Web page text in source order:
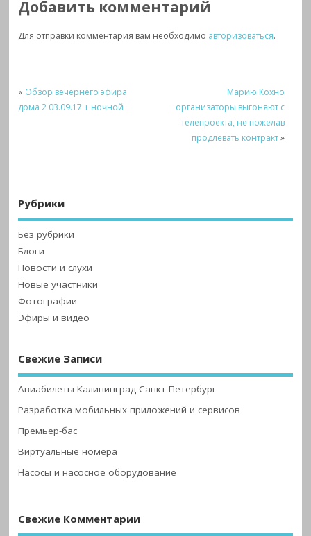
Добавить комментарий
Для отправки комментария вам необходимо авторизоваться.
« Обзор вечернего эфира
дома 2 03.09.17 + ночной
Марию Кохно
организаторы выгоняют с
телепроекта, не пожелав
продлевать контракт»
Рубрики
Без рубрики
Блоги
Новости и слухи
Новые участники
Фотографии
Эфиры и видео
Свежие Записи
Авиабилеты Калининград Санкт Петербург
Разработка мобильных приложений и сервисов
Премьер-бас
Виртуальные номера
Насосы и насосное оборудование
Свежие Комментарии